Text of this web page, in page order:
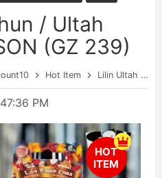
/ Ultah
(GZ 239)
Hot Item Lilin Ultah
PM